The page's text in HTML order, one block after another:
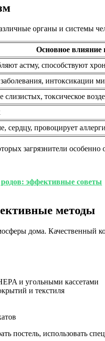
органы и системы
Основное влияние
астму, способствуют
интоксикации
слизистых, токсическое
сердцу, провоцирует
загрязнители
родов: эффективные советы
методы
дома. Качественный
и угольными кассетами
и текстиля
постель, использовать